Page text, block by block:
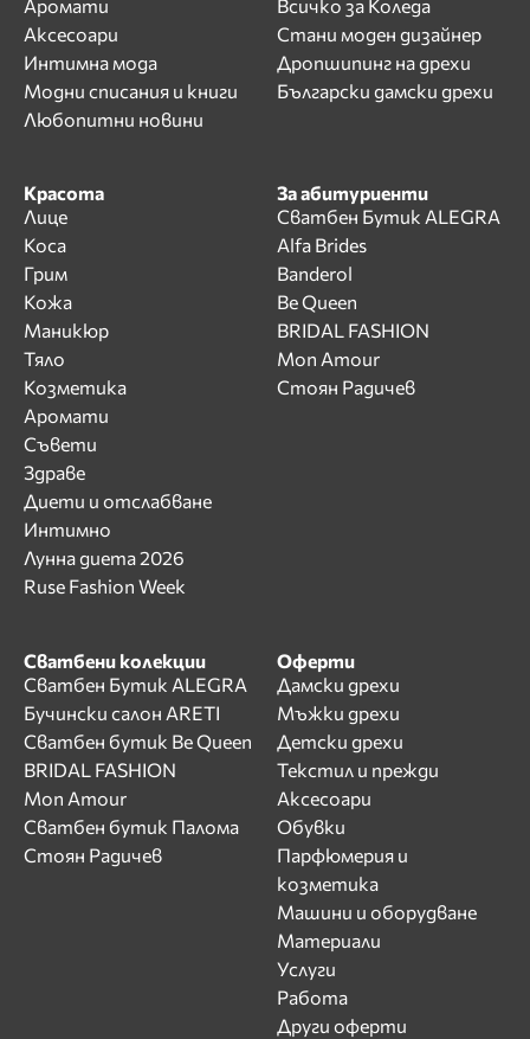
Аромати
Аксесоари
Интимна мода
Модни списания и книги
Любопитни новини
Всичко за Коледа
Стани моден дизайнер
Дропшипинг на дрехи
Български дамски дрехи
Красота
Лице
Коса
Грим
Кожа
Маникюр
Тяло
Козметика
Аромати
Съвети
Здраве
Диети и отслабване
Интимно
Лунна диета 2026
Ruse Fashion Week
За абитуриенти
Сватбен Бутик ALEGRA
Alfa Brides
Banderol
Be Queen
BRIDAL FASHION
Mon Amour
Стоян Радичев
Сватбени колекции
Сватбен Бутик ALEGRA
Бучински салон ARETI
Сватбен бутик Be Queen
BRIDAL FASHION
Mon Amour
Сватбен бутик Палома
Стоян Радичев
Оферти
Дамски дрехи
Мъжки дрехи
Детски дрехи
Текстил и прежди
Аксесоари
Обувки
Парфюмерия и
козметика
Машини и оборудване
Материали
Услуги
Работа
Други оферти